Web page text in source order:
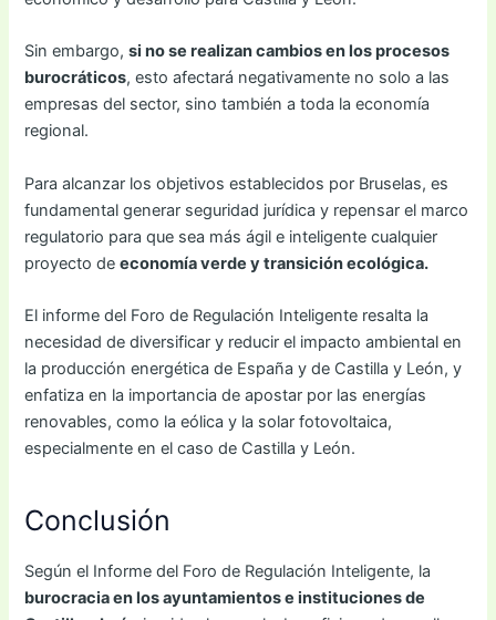
Sin embargo,si no se realizan cambios en los procesos
burocráticos, esto afectará negativamente no solo a las
empresas del sector, sino también a toda la economía
regional.
Para alcanzar los objetivos establecidos por Bruselas, es
fundamental generar seguridad jurídica y repensar el marco
regulatorio para que sea más ágil e inteligente cualquier
proyecto deeconomía verde y transición ecológica.
El informe del Foro de Regulación Inteligente resalta la
necesidad de diversificar y reducir el impacto ambiental en
la producción energética de España y de Castilla y León, y
enfatiza en la importancia de apostar por las energías
renovables, como la eólica y la solar fotovoltaica,
especialmente en el caso de Castilla y León.
Conclusión
Según el Informe del Foro de Regulación Inteligente, la
burocracia en los ayuntamientos e instituciones de